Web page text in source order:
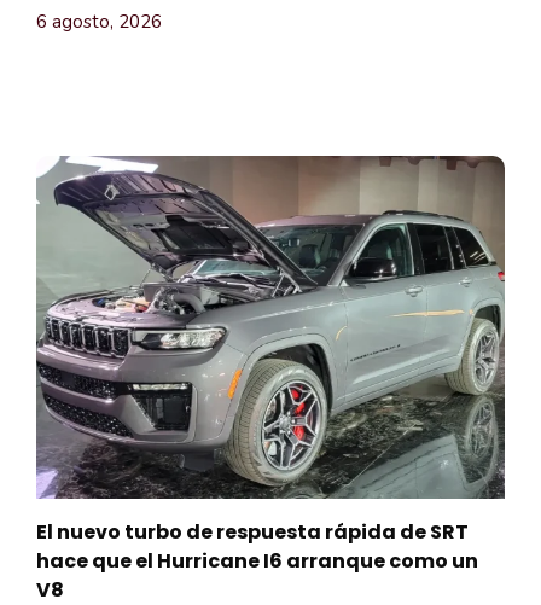
6 agosto, 2026
El nuevo turbo de respuesta rápida de SRT
hace que el Hurricane I6 arranque como un
V8